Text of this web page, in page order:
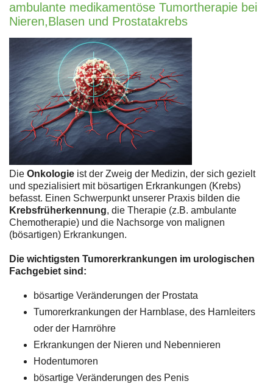
ambulante medikamentöse Tumortherapie bei
Nieren,Blasen und Prostatakrebs
Die Onkologie ist der Zweig der Medizin, der sich gezielt
und spezialisiert mit bösartigen Erkrankungen (Krebs)
befasst. Einen Schwerpunkt unserer Praxis bilden die
Krebsfrüherkennung, die Therapie (z.B. ambulante
Chemotherapie) und die Nachsorge von malignen
(bösartigen) Erkrankungen.
Die wichtigsten Tumorerkrankungen im urologischen
Fachgebiet sind:
bösartige Veränderungen der Prostata
Tumorerkrankungen der Harnblase, des Harnleiters
oder der Harnröhre
Erkrankungen der Nieren und Nebennieren
Hodentumoren
bösartige Veränderungen des Penis